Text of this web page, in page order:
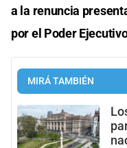
a la renuncia
por el Poder
MIRÁ TAMBIÉN